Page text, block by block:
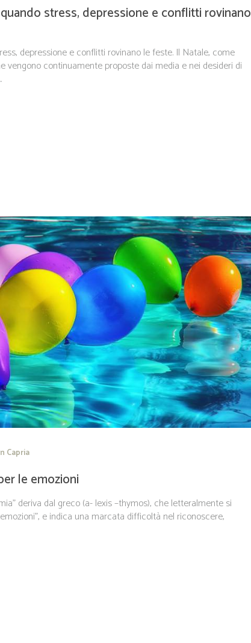
stress, depressione e conflitti rovinano
depressione e conflitti rovinano le feste. Il Natale, come
vengono continuamente proposte dai media e nei desideri di
Capria
le emozioni
deriva dal greco (a- lexis –thymos), che letteralmente si
e indica una marcata difficoltà nel riconoscere,